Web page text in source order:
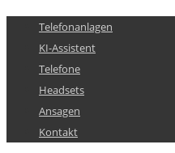
Telefonanlagen
KI-Assistent
Telefone
Headsets
Ansagen
Kontakt